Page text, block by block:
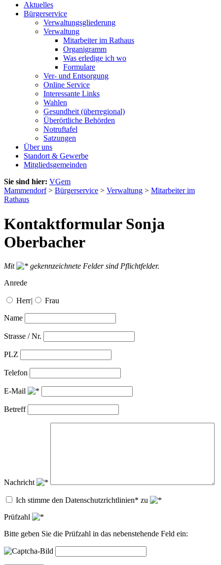
Aktuelles
Bürgerservice
Verwaltungsgliederung
Verwaltung
Mitarbeiter im Rathaus
Organigramm
Was erledige ich wo
Formulare
Ver- und Entsorgung
Online Service
Interessante Links
Wahlen
Gesundheit (überregional)
Überörtliche Behörden
Notruftafel
Satzungen
Über uns
Standort & Gewerbe
Mitgliedsgemeinden
Sie sind hier: VGem
Mammendorf> Bürgerservice > Verwaltung > Mitarbeiter im
Rathaus
Kontaktformular Sonja
Oberbacher
Mit
gekennzeichnete Felder sind Pflichtfelder.
Anrede
Herr| Frau
Name
Strasse / Nr.
PLZ
Telefon
E-Mail
Betreff
Nachricht
Ich stimme den Datenschutzrichtlinien* zu
Prüfzahl
Bitte geben Sie die Prüfzahl in das nebenstehende Feld ein: